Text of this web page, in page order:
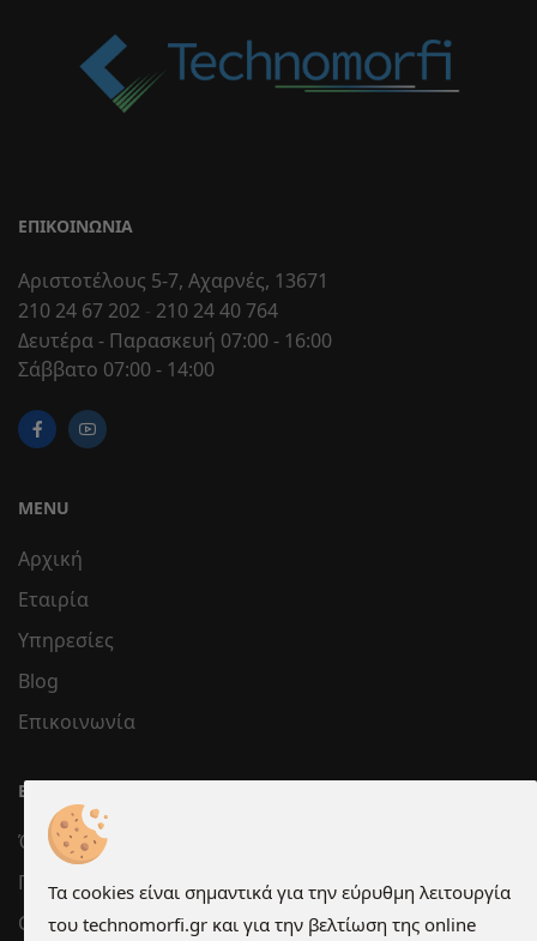
ΕΠΙΚΟΙΝΩΝΊΑ
Αριστοτέλους 5-7, Αχαρνές, 13671
210 24 67 202 - 210 24 40 764
Δευτέρα - Παρασκευή 07:00 - 16:00
Σάββατο 07:00 - 14:00
MENU
Αρχική
Εταιρία
Υπηρεσίες
Blog
Επικοινωνία
ΕΞΥΠΗΡΈΤΗΣΗ
Όροι χρήσης
Προστασία Προσωπικών Δεδομένων
Cookies
Τα cookies είναι σημαντικά για την εύρυθμη λειτουργία
του technomorfi.gr και για την βελτίωση της online